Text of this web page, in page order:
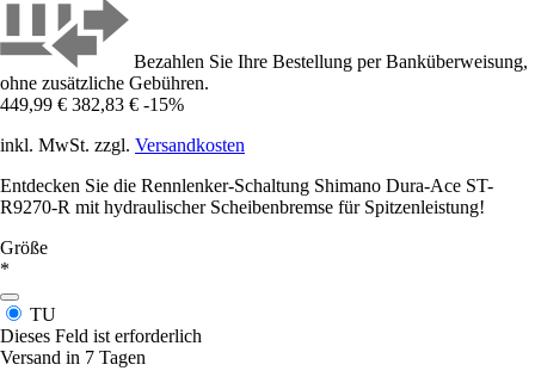
Bezahlen Sie Ihre Bestellung per Banküberweisung,
ohne zusätzliche Gebühren.
449,99 € 382,83 € -15%
inkl. MwSt. zzgl. Versandkosten
Entdecken Sie die Rennlenker-Schaltung Shimano Dura-Ace ST-
R9270-R mit hydraulischer Scheibenbremse für Spitzenleistung!
Größe
*
TU
Dieses Feld ist erforderlich
Versand in 7 Tagen